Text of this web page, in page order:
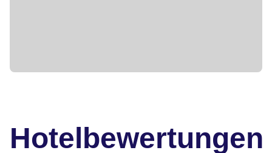
Hotelbewertungen